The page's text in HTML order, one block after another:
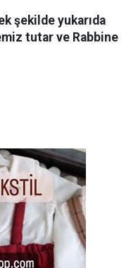
şekilde yukarıda
tutar ve Rabbine